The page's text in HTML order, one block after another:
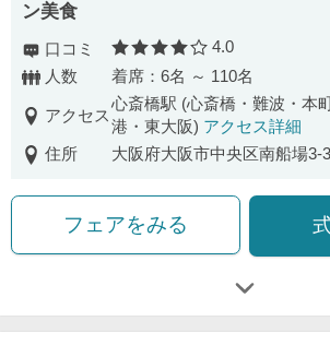
ン美食
口コミ 口コミ評価
4.0
人数
着席：6名 ～ 110名
アクセス
心斎橋駅 (心斎橋・難波・本
港・東大阪) アクセス詳細
住所
大阪府大阪市中央区南船場3-
フェアをみる